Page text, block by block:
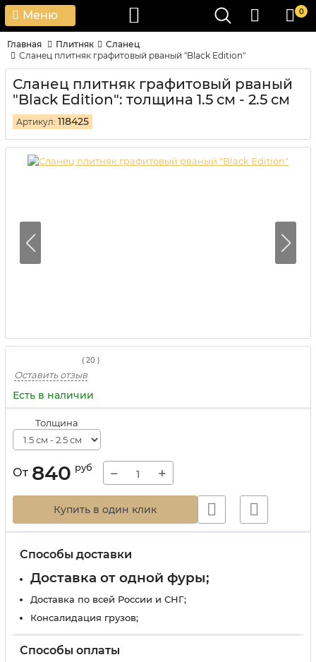
Меню 0
Главная Плитняк
Сланец
Сланец плитняк графитовый рваный "Black Edition"
Сланец плитняк графитовый рваный
"Black Edition": толщина 1.5 см - 2.5 см
Артикул: 118425
( 20 )
Оставить отзыв
Есть в наличии
Толщина
От 840 руб − +
Купить в один клик
Способы доставки
Доставка от одной фуры;
Доставка по всей России и СНГ;
Консалидация грузов;
Способы оплаты